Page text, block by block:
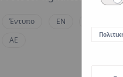
Έντυπο EN
AE